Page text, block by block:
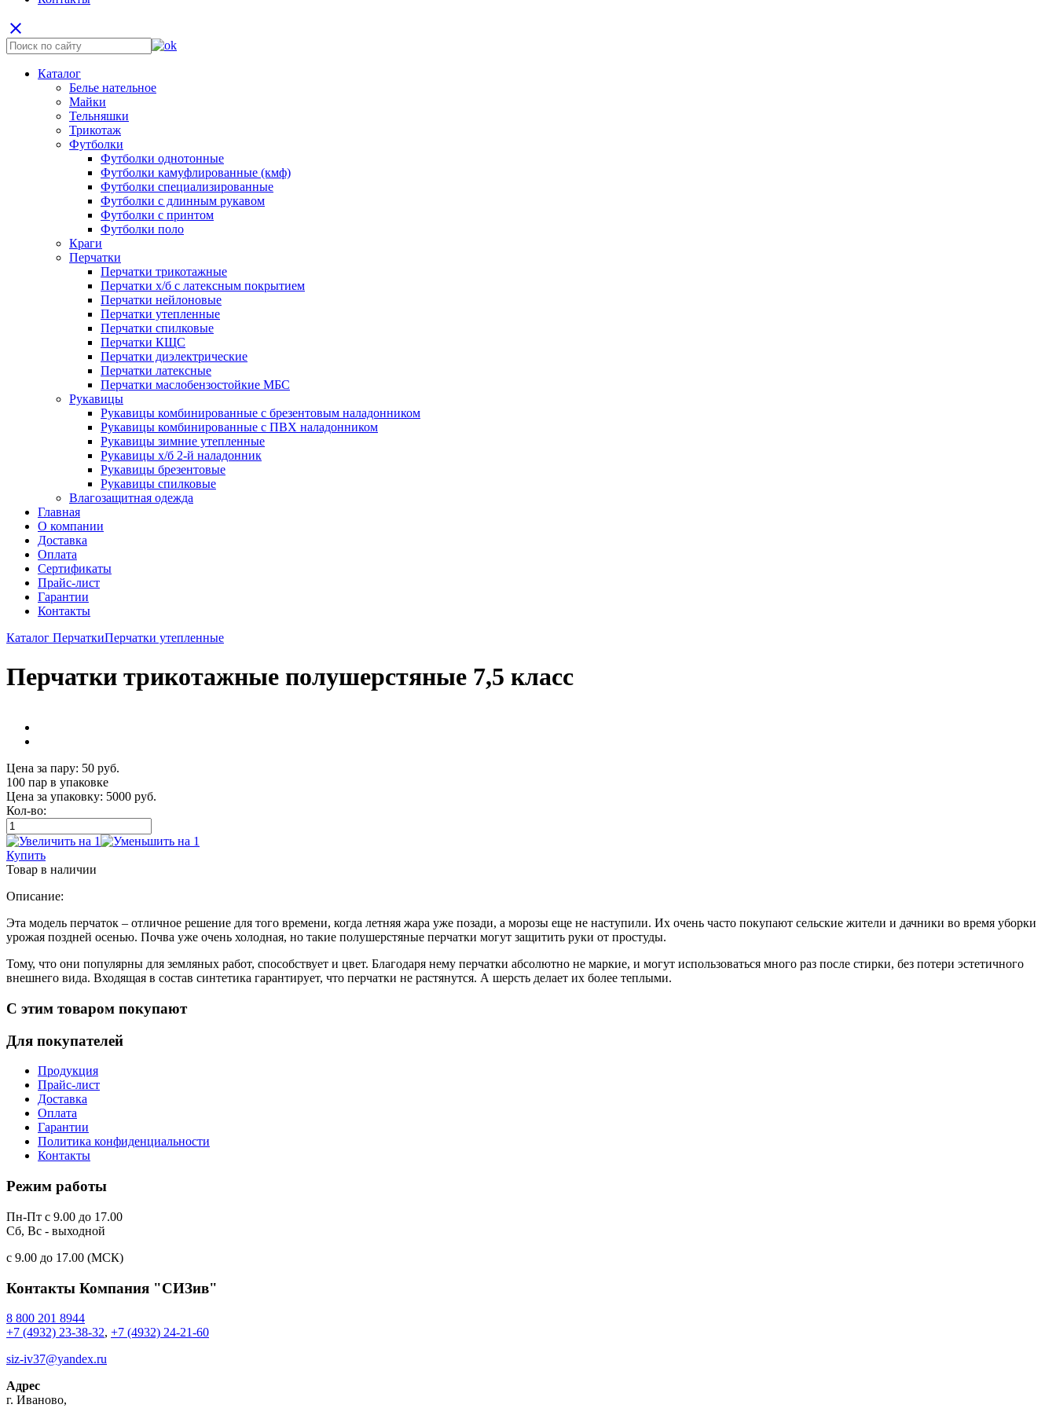
close
Каталог
Белье нательное
Майки
Тельняшки
Трикотаж
Футболки
Футболки однотонные
Футболки камуфлированные (кмф)
Футболки специализированные
Футболки с длинным рукавом
Футболки с принтом
Футболки поло
Краги
Перчатки
Перчатки трикотажные
Перчатки х/б с латексным покрытием
Перчатки нейлоновые
Перчатки утепленные
Перчатки спилковые
Перчатки КЩС
Перчатки диэлектрические
Перчатки латексные
Перчатки маслобензостойкие МБС
Рукавицы
Рукавицы комбинированные с брезентовым наладонником
Рукавицы комбинированные с ПВХ наладонником
Рукавицы зимние утепленные
Рукавицы х/б 2-й наладонник
Рукавицы брезентовые
Рукавицы спилковые
Влагозащитная одежда
Главная
О компании
Доставка
Оплата
Сертификаты
Прайс-лист
Гарантии
Контакты
Каталог ПерчаткиПерчатки утепленные
Перчатки трикотажные полушерстяные 7,5 класс
Цена за пару: 50 руб.
100 пар в упаковке
Цена за упаковку: 5000 руб.
Кол-во:
Купить
Товар в наличии
Описание:
Эта модель перчаток – отличное решение для того времени, когда летняя жара уже позади, а морозы еще не наступили. Их очень часто покупают сельские жители и дачники во время уборки
урожая поздней осенью. Почва уже очень холодная, но такие полушерстяные перчатки могут защитить руки от простуды.
Тому, что они популярны для земляных работ, способствует и цвет. Благодаря нему перчатки абсолютно не маркие, и могут использоваться много раз после стирки, без потери эстетичного
внешнего вида. Входящая в состав синтетика гарантирует, что перчатки не растянутся. А шерсть делает их более теплыми.
С этим товаром покупают
Для покупателей
Продукция
Прайс-лист
Доставка
Оплата
Гарантии
Политика конфиденциальности
Контакты
Режим работы
Пн-Пт с 9.00 до 17.00
Сб, Вс - выходной
c 9.00 до 17.00 (МСК)
Контакты Компания "СИЗив"
8 800 201 8944
+7 (4932) 23-38-32, +7 (4932) 24-21-60
siz-iv37@yandex.ru
Адрес
г. Иваново,